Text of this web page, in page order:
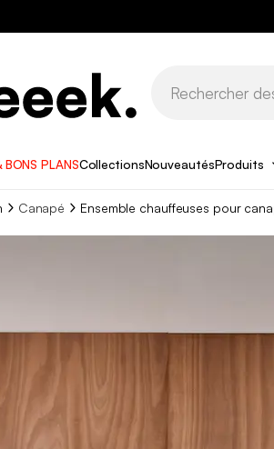
PLANSCollectionsNouveautésProduits
Canapé Ensemble chauffeuses pour